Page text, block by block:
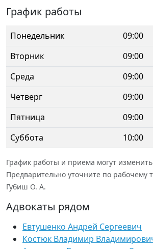
График работы
Понедельник 09:00
Вторник
09:00
Среда
09:00
Четверг
09:00
Пятница
09:00
Суббота
10:00
График работы и приема могут
Предварительно уточните по рабочему
Губиш О. А.
Адвокаты рядом
Евтушенко Андрей Сергеевич
Костюк Владимир